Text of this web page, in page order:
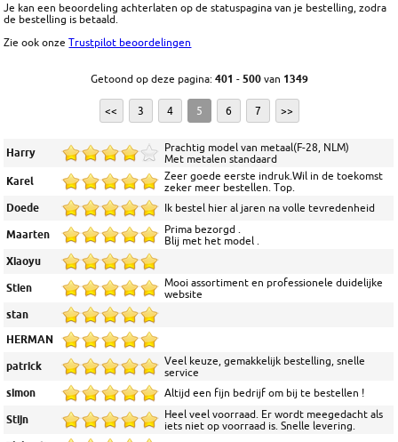
Je kan een beoordeling achterlaten op de statuspagina van je bestelling, zodra
de bestelling is betaald.
Zie ook onzeTrustpilot beoordelingen
Getoond op deze pagina: 401 - 500van 1349
<< 3 4 5 6 7 >>
Harry
Prachtig model van metaal(F-28, NLM)
Met metalen standaard
Karel
Zeer goede eerste indruk.Wil in de toekomst
zeker meer bestellen. Top.
Doede
Ik bestel hier al jaren na volle tevredenheid
Maarten
Prima bezorgd .
Blij met het model .
Xiaoyu
Stien
Mooi assortiment en professionele duidelijke
website
stan
HERMAN
patrick
Veel keuze, gemakkelijk bestelling, snelle
service
simon
Altijd een fijn bedrijf om bij te bestellen !
Stijn
Heel veel voorraad. Er wordt meegedacht als
iets niet op voorraad is. Snelle levering.